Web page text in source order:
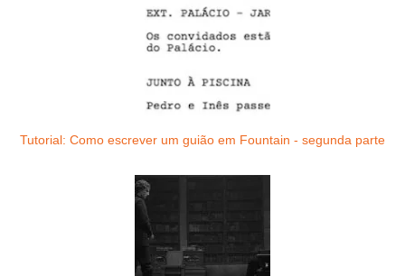
Tutorial: Como escrever um guião em Fountain - segunda parte